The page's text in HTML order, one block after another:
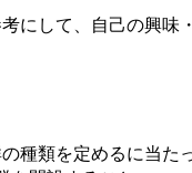
にして、自己の興味
種類を定めるに当た